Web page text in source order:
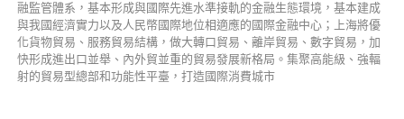
融監管體系，基本形成與國際先進水準接軌的金融生態環境，基本建成
與我國經濟實力以及人民幣國際地位相適應的國際金融中心；上海將優
化貨物貿易、服務貿易結構，做大轉口貿易、離岸貿易、數字貿易，加
快形成進出口並舉、內外貿並重的貿易發展新格局。集聚高能級、強輻
射的貿易型總部和功能性平臺，打造國際消費城市